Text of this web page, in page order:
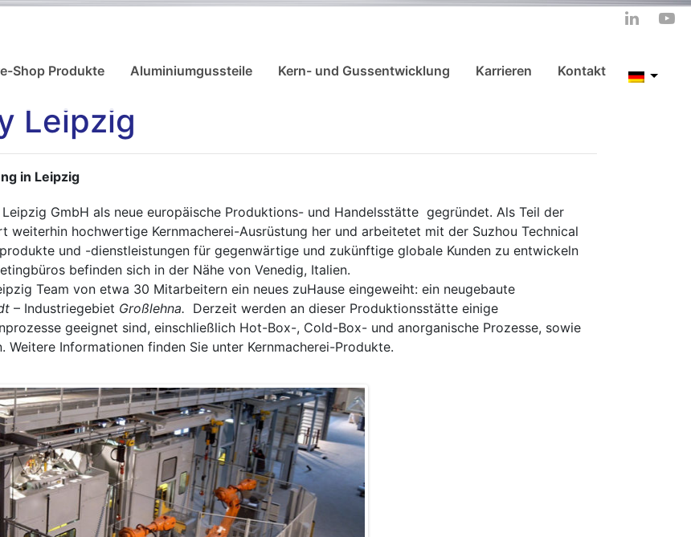
Shop Produkte Aluminiumgussteile Kern- und Gussentwicklung Karrieren Kontakt
Leipzig
in Leipzig
GmbH als neue europäische Produktions- und Handelsstätte gegründet. Als Teil der
weiterhin hochwertige Kernmacherei-Ausrüstung her und arbeitetet mit der Suzhou Technical
und -dienstleistungen für gegenwärtige und zukünftige globale Kunden zu entwickeln
befinden sich in der Nähe von Venedig, Italien.
Team von etwa 30 Mitarbeitern ein neues zuHause eingeweiht: ein neugebaute
– Industriegebiet Großlehna. Derzeit werden an dieser Produktionsstätte einige
geeignet sind, einschließlich Hot-Box-, Cold-Box- und anorganische Prozesse, sowie
Weitere Informationen finden Sie unter Kernmacherei-Produkte.